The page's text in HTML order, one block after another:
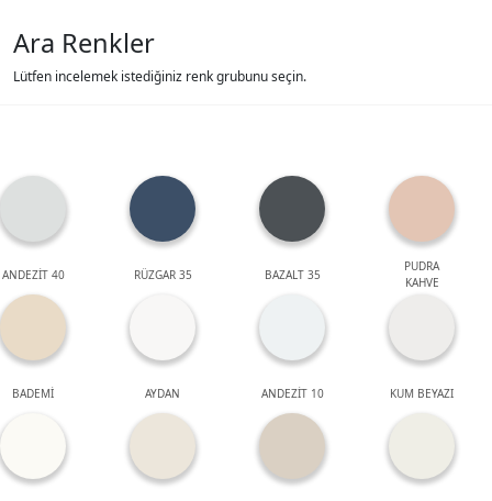
Ara Renkler
Lütfen incelemek istediğiniz renk grubunu seçin.
ANDEZİT 40 RÜZGAR 35 BAZALT 35
PUDRA
KAHVE
BADEMİ AYDAN ANDEZİT 10 KUM BEYAZI